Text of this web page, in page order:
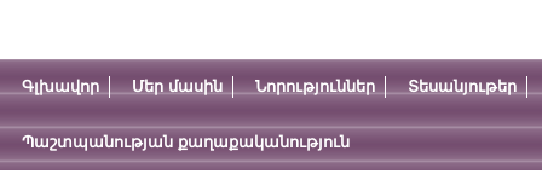
Գլխավոր Մեր մասին Նորություններ Տեսանյութեր
Պաշտպանության քաղաքականություն